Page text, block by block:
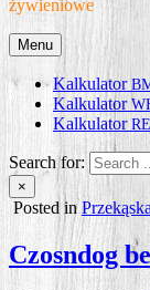
żywieniowe
Menu
Kalkulator
Kalkulator
Kalkulator
Search for:
×
Posted inPrzekąska
Czosndog